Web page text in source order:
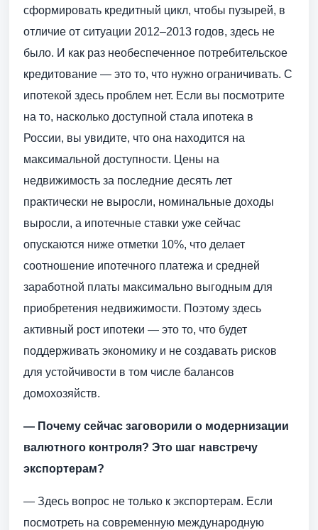
сформировать кредитный цикл, чтобы пузырей, в
отличие от ситуации 2012–2013 годов, здесь не
было. И как раз необеспеченное потребительское
кредитование — это то, что нужно ограничивать. С
ипотекой здесь проблем нет. Если вы посмотрите
на то, насколько доступной стала ипотека в
России, вы увидите, что она находится на
максимальной доступности. Цены на
недвижимость за последние десять лет
практически не выросли, номинальные доходы
выросли, а ипотечные ставки уже сейчас
опускаются ниже отметки 10%, что делает
соотношение ипотечного платежа и средней
заработной платы максимально выгодным для
приобретения недвижимости. Поэтому здесь
активный рост ипотеки — это то, что будет
поддерживать экономику и не создавать рисков
для устойчивости в том числе балансов
домохозяйств.
— Почему сейчас заговорили о модернизации
валютного контроля? Это шаг навстречу
экспортерам?
— Здесь вопрос не только к экспортерам. Если
посмотреть на современную международную